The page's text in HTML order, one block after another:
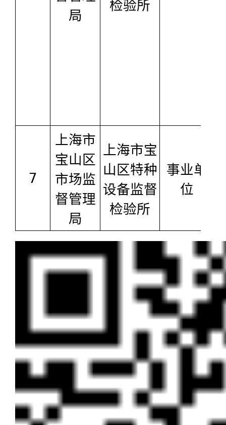
局
检验所
7
上海市
宝山区
市场监
督管理
局
上海市宝
山区特种
设备监督
检验所
事业单
位